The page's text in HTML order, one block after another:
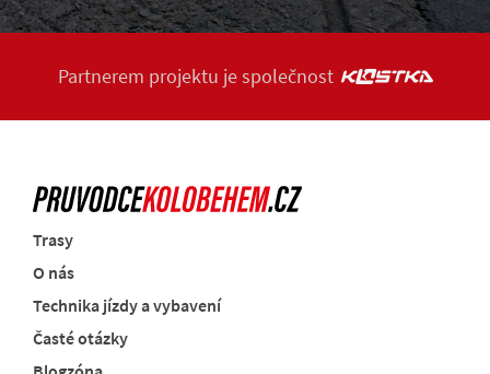
Partnerem projektu je společnost
Trasy
O nás
Technika jízdy a vybavení
Časté otázky